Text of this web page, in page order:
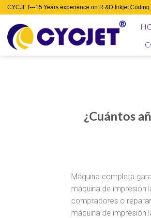
Skip
to
content
CYCJET---15 Years experience on R &D Inkjet
¿Cuántos
Máquina completa
máquina de impresión
compradores o
máquina de impresión